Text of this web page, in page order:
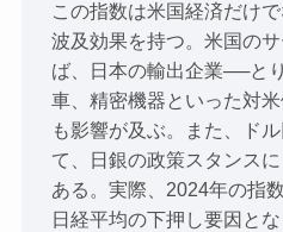
この指数は米国経済だけ
波及効果を持つ。米国の
ば、日本の輸出企業──と
車、精密機器といった対
も影響が及ぶ。また、ド
て、日銀の政策スタンス
ある。実際、2024年の指
日経平均の下押し要因とな